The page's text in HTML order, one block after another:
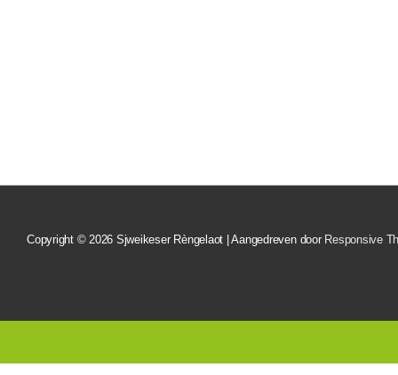
Copyright © 2026 Sjweikeser Rèngelaot | Aangedreven door Responsive